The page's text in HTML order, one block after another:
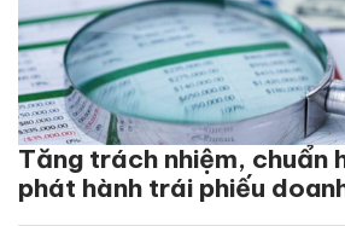
Tăng trách nhiệm, chuẩn
phát hành trái phiếu